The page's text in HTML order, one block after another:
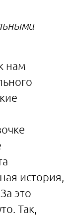
нам
история,
это
Так,